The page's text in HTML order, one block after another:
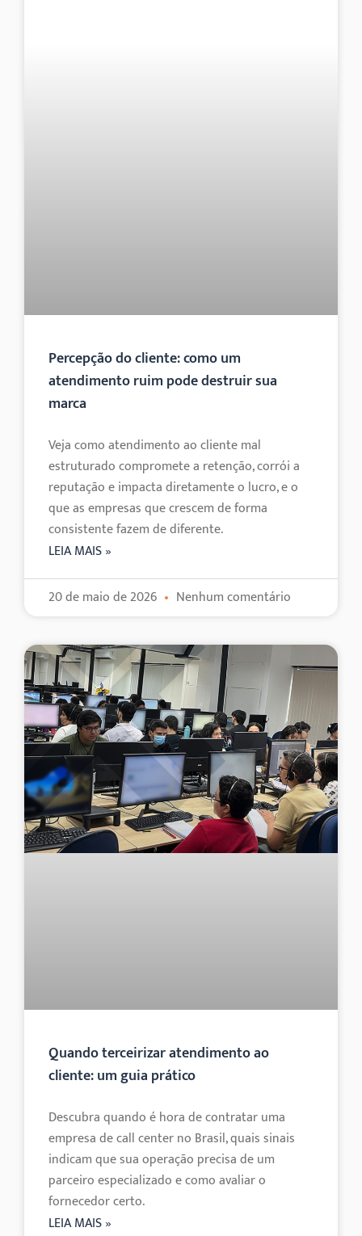
Percepção do cliente: como um
atendimento ruim pode destruir sua
marca
Veja como atendimento ao cliente mal
estruturado compromete a retenção, corrói a
reputação e impacta diretamente o lucro, e o
que as empresas que crescem de forma
consistente fazem de diferente.
LEIA MAIS »
20 de maio de 2026 Nenhum comentário
Quando terceirizar atendimento ao
cliente: um guia prático
Descubra quando é hora de contratar uma
empresa de call center no Brasil, quais sinais
indicam que sua operação precisa de um
parceiro especializado e como avaliar o
fornecedor certo.
LEIA MAIS »